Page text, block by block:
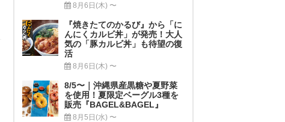
8月6日(木) 〜
『焼きたてのかるび』から「に
んにくカルビ丼」が発売！大人
気の「豚カルビ丼」も待望の復
活
8月6日(木) 〜
8/5〜｜沖縄県産黒糖や夏野菜
を使用！夏限定ベーグル3種を
販売『BAGEL&BAGEL』
8月5日(水) 〜